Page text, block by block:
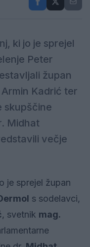
ki jo je sprejel
Peter
župan
Kadrić ter
skupščine
Midhat
večje
je sprejel župan
s sodelavci,
, svetnik mag.